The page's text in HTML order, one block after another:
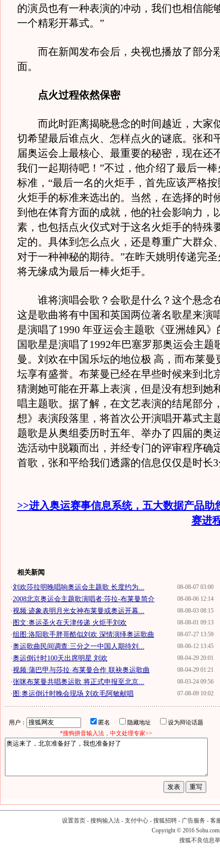
的演员也有一种表演的冲动，我们也相信能
一个精彩开幕式。”
而在新闻发布会后，央视也播放了部分
面。
点火过程依然保密
而此时距离揭晓悬念的时间越近，大家
切希望最后谁点火、怎样点火的谜底。张和
届奥运会上最核心、最重要的秘密，现在还
我们一起期待吧！”不过，他介绍了最后一
标准，“最后一名的火炬手，首先应该严格
火炬手的标准来选出的。当然，在选择的时
到他在体育方面的成就，他的社会影响力，
素，也包括点火仪式对于这名火炬手的特殊
定的。具体到怎么点火，还是尊重广大群众
对于一种神秘的期待。”在昨天姚明传递完
将无缘成为最后一棒火炬手。
谁将演唱会歌？会歌是什么？这个悬念
这是歌曲将有中国和英国两位著名歌星来演
是演唱了1990 年亚运会主题歌《亚洲雄风
国歌星是演唱了1992年巴塞罗那奥运会主题
曼。刘欢在中国乐坛的地位极 高，而布莱曼
坛享有盛誉。布莱曼已经在早些时候来到北
猜测她可能在开幕上表演，但是没有想到她
唱主题歌。据了解，在文艺表演的结尾部分
想》表演段落里，将首次公开演唱开幕式主
题歌是从奥组委历时五年、举办了四届的奥
选活动中脱颖而出，并经专门的评审程序确
首歌，张和平给我们透露的信息仅仅是时长
>>进入奥运赛事信息系统，五大数据产品助
赛进
相关新闻
08-08-07 03:00
·刘欢莎拉明晚唱响奥运会主题歌 长度约为...
08-08-06 12:14
·2008北京奥运会主题歌演唱者:莎拉-布莱曼简介
08-08-03 08:15
·视频:迹象表明月光女神布莱曼或奥运开幕...
08-08-01 09:13
·图文:奥运圣火在天津传递 火炬手刘欢
08-07-27 13:59
·组图:洛阳歌手胖哥酷似刘欢 深情演绎奥运歌曲
08-06-12 13:45
·奥运歌曲民间调查:三分之一中国人期待刘...
08-04-29 20:01
·奥运倒计时100天出席明星 刘欢
08-04-29 01:21
·视频:蒲巴甲与莎拉·布莱曼合作 联袂奥运歌曲
08-03-24 09:56
·张咪布莱曼共唱奥运歌 将正式申报至北京...
07-08-09 10:02
·图:奥运倒计时晚会现场 刘欢毛阿敏献唱
用户： 匿名 隐藏地址
设为辩论话题
*搜狗拼音输入法，中文处理专家>>
设置首页- 搜狗输入法- 支付中心- 搜狐招聘- 广告服务 - 客
Copyright © 2016
搜狐不良信息